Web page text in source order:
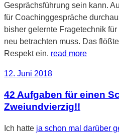
Gesprächsführung sein kann.
für Coachinggespräche
bisher gelernte Fragetechnik
neu betrachten muss. Das
Respekt ein. read more
Veröffentlicht
12. Juni 2018
42 Aufgaben für einen
Zweiundvierzig!!
Ich hatte ja schon mal darüber